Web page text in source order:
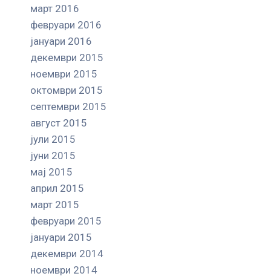
март 2016
февруари 2016
јануари 2016
декември 2015
ноември 2015
октомври 2015
септември 2015
август 2015
јули 2015
јуни 2015
мај 2015
април 2015
март 2015
февруари 2015
јануари 2015
декември 2014
ноември 2014